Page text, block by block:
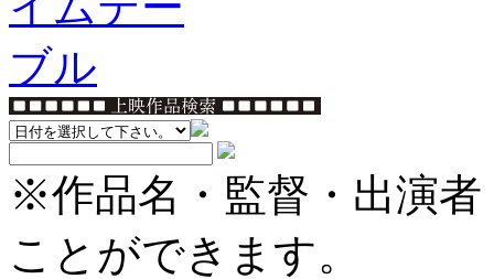
※作品名・監督・出演
ことができます。